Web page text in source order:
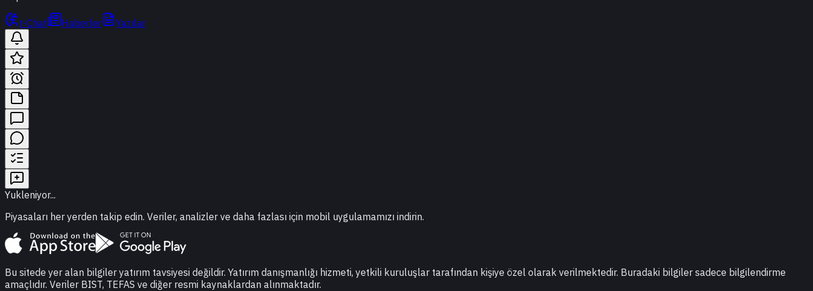
t-Chat Haberler Yazılar
Yukleniyor...
Piyasaları her yerden takip edin. Veriler, analizler ve daha fazlası için mobil uygulamamızı indirin.
Bu sitede yer alan bilgiler yatırım tavsiyesi değildir. Yatırım danışmanlığı hizmeti, yetkili kuruluşlar tarafından kişiye özel olarak verilmektedir. Buradaki bilgiler sadece bilgilendirme
amaçlıdır. Veriler BIST, TEFAS ve diğer resmi kaynaklardan alınmaktadır.